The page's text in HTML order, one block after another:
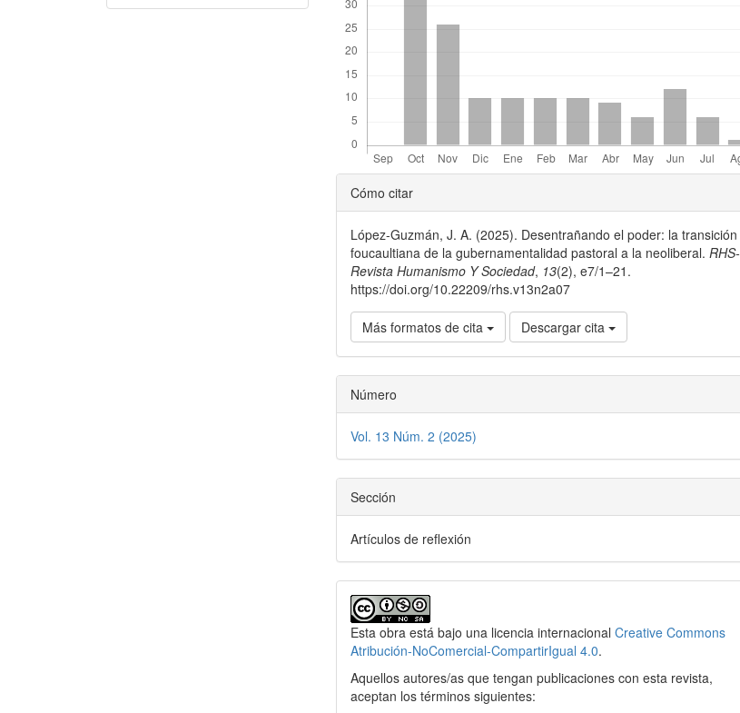
Detalles
del
artículo
Cómo citar
López-Guzmán, J. A. (2025). Desentrañando el poder: la transición
foucaultiana de la gubernamentalidad pastoral a la neoliberal.RHS-
Revista Humanismo Y Sociedad, 13(2), e7/1–21.
https://doi.org/10.22209/rhs.v13n2a07
Más formatos de cita Descargar cita
Número
Vol. 13 Núm. 2 (2025)
Sección
Artículos de reflexión
Esta obra está bajo una licencia internacionalCreative Commons
Atribución-NoComercial-CompartirIgual 4.0.
Aquellos autores/as que tengan publicaciones con esta revista,
aceptan los términos siguientes: